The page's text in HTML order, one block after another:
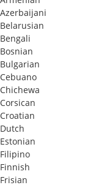
Azerbaijani
Belarusian
Bengali
Bosnian
Bulgarian
Cebuano
Chichewa
Corsican
Croatian
Dutch
Estonian
Filipino
Finnish
Frisian